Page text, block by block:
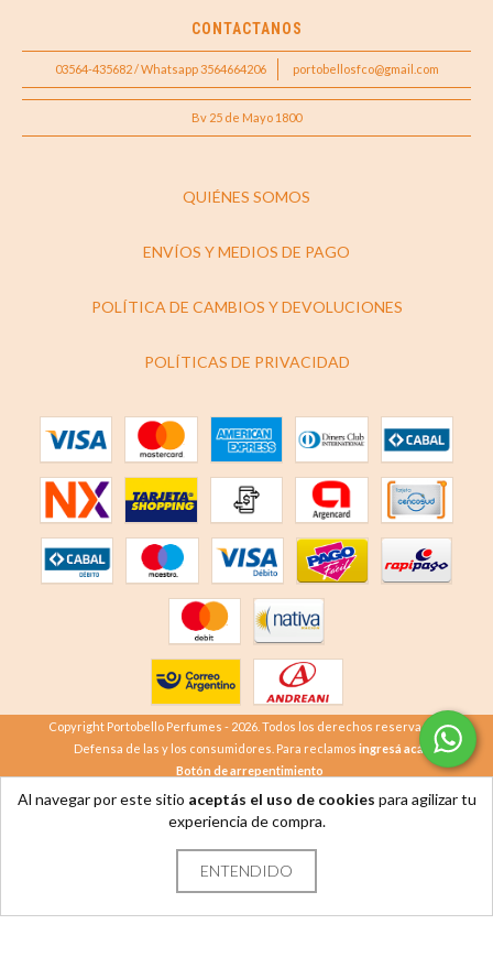
Al navegar por este sitio aceptás el uso de cookies para agilizar tu
experiencia de compra.
ENTENDIDO
CONTACTANOS
03564-435682 / Whatsapp 3564664206 portobellosfco@gmail.com
Bv 25 de Mayo 1800
QUIÉNES SOMOS
ENVÍOS Y MEDIOS DE PAGO
POLÍTICA DE CAMBIOS Y DEVOLUCIONES
POLÍTICAS DE PRIVACIDAD
Copyright Portobello Perfumes - 2026. Todos los derechos reservados.
Defensa de las y los consumidores. Para reclamos ingresá acá.
Botón de arrepentimiento